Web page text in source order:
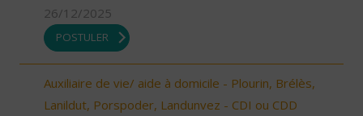
26/12/2025
POSTULER
Auxiliaire de vie/ aide à domicile - Plourin, Brélès,
Lanildut, Porspoder, Landunvez - CDI ou CDD